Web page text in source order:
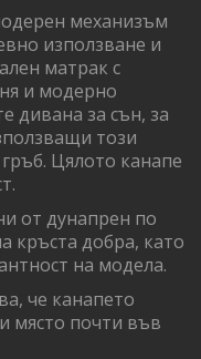
механизъм
използване и
матрак с
и модерно
дивана за сън, за
този
Цялото канапе
от дунапрен по
кръста добра, като
на модела.
че канапето
място почти във